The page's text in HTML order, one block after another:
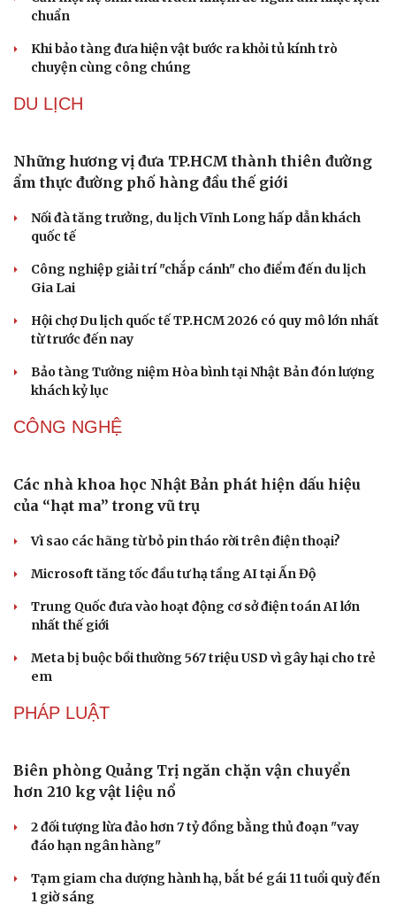
Văn hóa
Văn học
Giải trí
chuẩn
Khi bảo tàng đưa hiện vật bước ra khỏi tủ kính trò
chuyện cùng công chúng
DU LỊCH
Những hương vị đưa TP.HCM thành thiên đường
ẩm thực đường phố hàng đầu thế giới
Nối đà tăng trưởng, du lịch Vĩnh Long hấp dẫn khách
quốc tế
Công nghiệp giải trí "chắp cánh" cho điểm đến du lịch
Gia Lai
Hội chợ Du lịch quốc tế TP.HCM 2026 có quy mô lớn nhất
từ trước đến nay
Bảo tàng Tưởng niệm Hòa bình tại Nhật Bản đón lượng
khách kỷ lục
CÔNG NGHỆ
Các nhà khoa học Nhật Bản phát hiện dấu hiệu
của “hạt ma” trong vũ trụ
Vì sao các hãng từ bỏ pin tháo rời trên điện thoại?
Microsoft tăng tốc đầu tư hạ tầng AI tại Ấn Độ
Trung Quốc đưa vào hoạt động cơ sở điện toán AI lớn
nhất thế giới
Meta bị buộc bồi thường 567 triệu USD vì gây hại cho trẻ
em
PHÁP LUẬT
Biên phòng Quảng Trị ngăn chặn vận chuyển
hơn 210 kg vật liệu nổ
2 đối tượng lừa đảo hơn 7 tỷ đồng bằng thủ đoạn "vay
đáo hạn ngân hàng"
Tạm giam cha dượng hành hạ, bắt bé gái 11 tuổi quỳ đến
1 giờ sáng